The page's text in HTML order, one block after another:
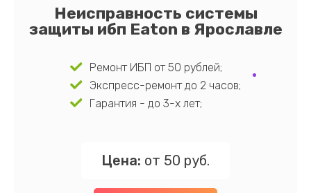
Неисправность системы
защиты ибп Eaton в Ярославле
Ремонт ИБП от 50 рублей;
Экспресс-ремонт до 2 часов;
Гарантия - до 3-х лет;
Цена: от 50 руб.